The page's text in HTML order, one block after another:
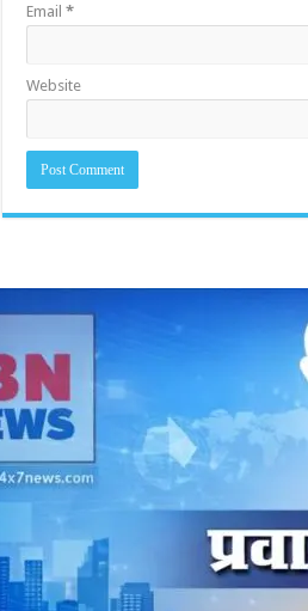
Email *
Website